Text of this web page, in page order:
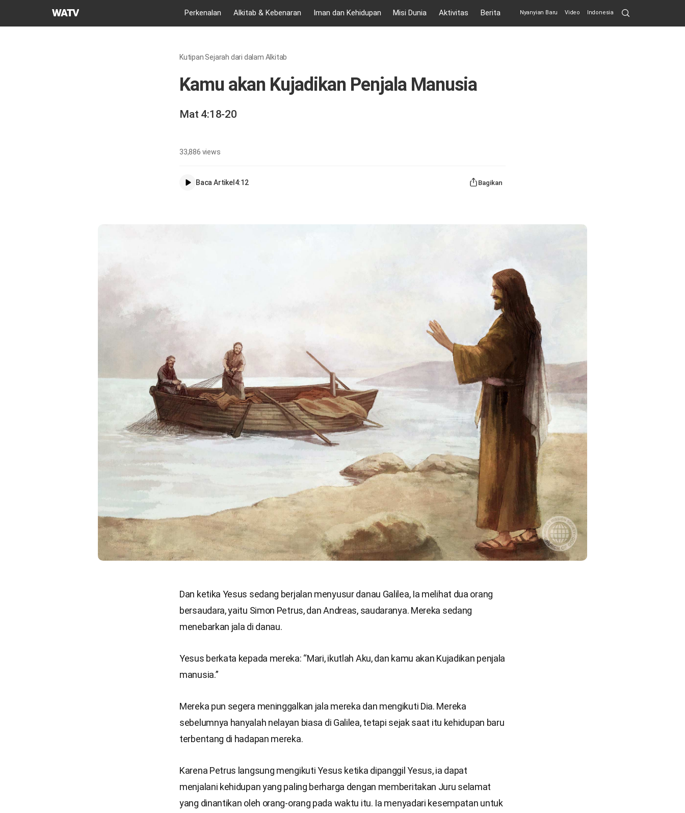
Gereja
Perkenalan Alkitab & Kebenaran Iman dan Kehidupan Misi Dunia Aktivitas Berita Nyanyian Baru Video Indonesia Search
Submit
Kutipan Sejarah dari dalam Alkitab
Kamu akan Kujadikan Penjala Manusia
Mat 4:18-20
33,886 views
Baca Artikel4:12 Bagikan
Dan ketika Yesus sedang berjalan menyusur danau Galilea, Ia melihat dua orang
bersaudara, yaitu Simon Petrus, dan Andreas, saudaranya. Mereka sedang
menebarkan jala di danau.
Yesus berkata kepada mereka: “Mari, ikutlah Aku, dan kamu akan Kujadikan penjala
manusia.”
Mereka pun segera meninggalkan jala mereka dan mengikuti Dia. Mereka
sebelumnya hanyalah nelayan biasa di Galilea, tetapi sejak saat itu kehidupan baru
terbentang di hadapan mereka.
Karena Petrus langsung mengikuti Yesus ketika dipanggil Yesus, ia dapat
menjalani kehidupan yang paling berharga dengan memberitakan Juru selamat
yang dinantikan oleh orang-orang pada waktu itu. Ia menyadari kesempatan untuk